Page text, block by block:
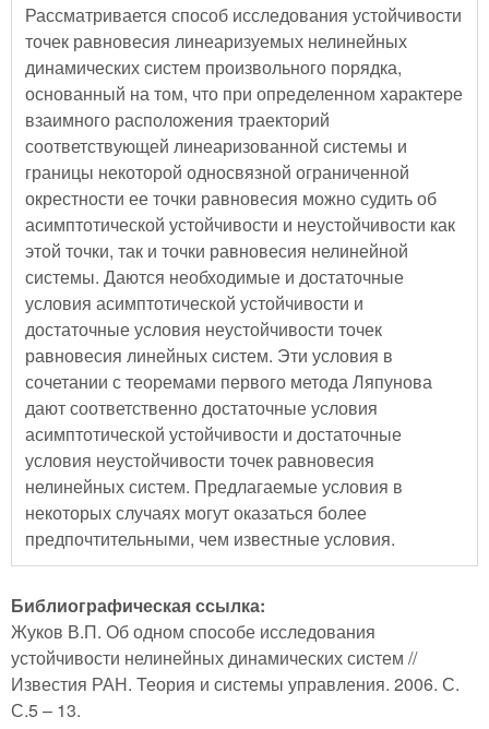
Рассматривается способ исследования устойчивости
точек равновесия линеаризуемых нелинейных
динамических систем произвольного порядка,
основанный на том, что при определенном характере
взаимного расположения траекторий
соответствующей линеаризованной системы и
границы некоторой односвязной ограниченной
окрестности ее точки равновесия можно судить об
асимптотической устойчивости и неустойчивости как
этой точки, так и точки равновесия нелинейной
системы. Даются необходимые и достаточные
условия асимптотической устойчивости и
достаточные условия неустойчивости точек
равновесия линейных систем. Эти условия в
сочетании с теоремами первого метода Ляпунова
дают соответственно достаточные условия
асимптотической устойчивости и достаточные
условия неустойчивости точек равновесия
нелинейных систем. Предлагаемые условия в
некоторых случаях могут оказаться более
предпочтительными, чем известные условия.
Библиографическая ссылка:
Жуков В.П. Об одном способе исследования
устойчивости нелинейных динамических систем //
Известия РАН. Теория и системы управления. 2006. С.
С.5 – 13.